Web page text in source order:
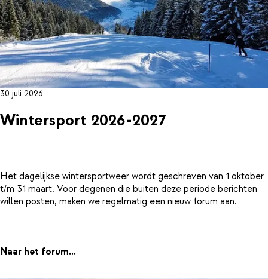
30 juli 2026
Wintersport 2026-2027
Het dagelijkse wintersportweer wordt geschreven van 1 oktober
t/m 31 maart. Voor degenen die buiten deze periode berichten
willen posten, maken we regelmatig een nieuw forum aan.
Naar het forum...